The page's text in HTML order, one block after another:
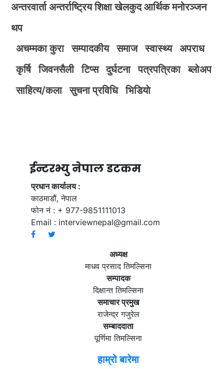
अन्तरवार्ता अन्तर्राष्ट्रिय शिक्षा खेलकुद आर्थिक मनोरञ्जन
थप
अचम्मका कुरा
सम्पादकीय समाज स्वास्थ्य
अपराध
कृर्षि
जिवनसैली टिप्स दुर्घटना पत्रपत्रिका
ब्लोअप
साहित्य/कला
सुचना प्रविधि भिडियाे
ईन्टरभ्यु नेपाल डटकम
प्रधान कार्यालय :
काठमाडौं, नेपाल
फोन नं : + 977-9851111013
Email : interviewnepal@gmail.com
अध्यक्ष
माधव प्रसाद तिमल्सिना
सम्पादक
दिक्षान्त तिमल्सिना
समाचार प्रमुख
राजेन्द्र गजुरेल
सम्बाददाता
पूर्णिमा तिमल्सिना
हाम्रो बारेमा